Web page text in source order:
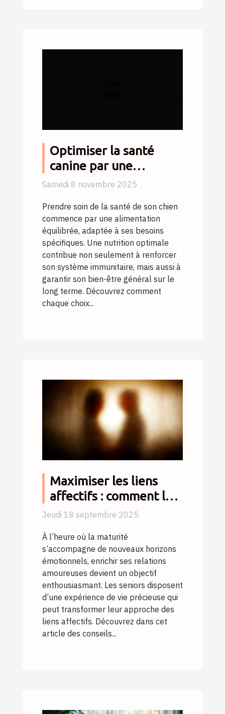
Optimiser la santé
canine par une
alimentation
Samedi 8 novembre 2025
Prendre soin de la santé de son chien
commence par une alimentation
équilibrée, adaptée à ses besoins
spécifiques. Une nutrition optimale
contribue non seulement à renforcer
son système immunitaire, mais aussi à
garantir son bien-être général sur le
long terme. Découvrez comment
chaque choix...
Maximiser les liens
affectifs : comment les
seniors peuvent-ils
amoureuses ?
Jeudi 18 septembre 2025
À l’heure où la maturité
s’accompagne de nouveaux horizons
émotionnels, enrichir ses relations
amoureuses devient un objectif
enthousiasmant. Les seniors disposent
d’une expérience de vie précieuse qui
peut transformer leur approche des
liens affectifs. Découvrez dans cet
article des conseils...